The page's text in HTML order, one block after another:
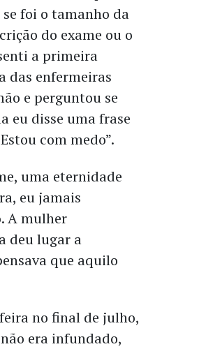
foi o tamanho da
do exame ou o
a primeira
das enfermeiras
e perguntou se
eu disse uma frase
com medo”.
uma eternidade
eu jamais
A mulher
deu lugar a
que aquilo
no final de julho,
era infundado,